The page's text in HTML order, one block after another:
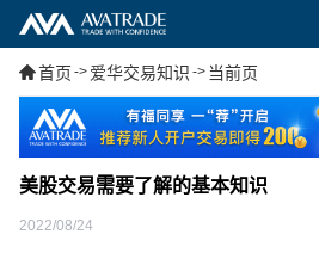
首页 -> 爱华交易知识 -> 当前页
美股交易需要了解的基本知识
2022/08/24